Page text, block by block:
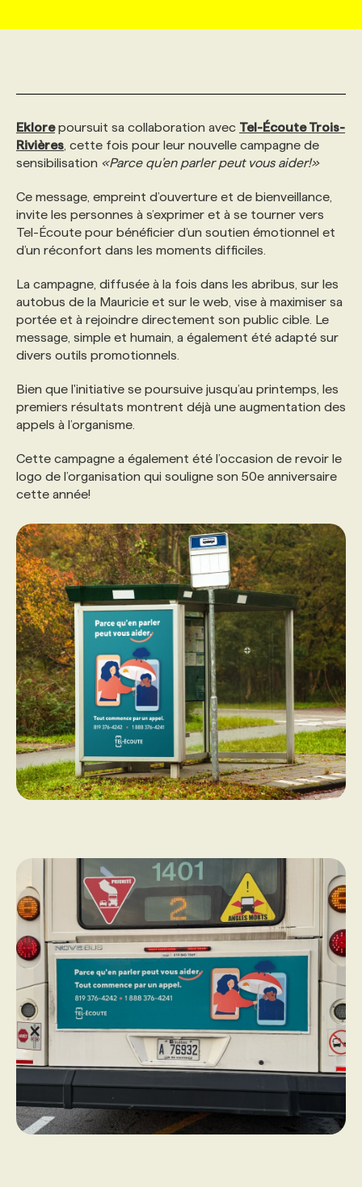
AFFAIRES DE L'INDUSTRIE
INITIATIVES NUMÉRIQUES
PRIX ET DISTINCTIONS
TENDANCES
WEB & MÉDIAS SOCIAUX
MARKETING DURABLE
GEO/SEO
ÉVÉNEMENTIEL
NOS AUTEUR‧RICES
INFOLETTRE PUBLICITÉ
ANNONCEZ AVEC NOUS
CONSULTER LA CVTHÈQUE
PROFIL ENTREPRISE
FAQ
ANNONCEZ AVEC NOUS
VOIR LES OFFRES
PROFIL CANDIDAT
FAQ
ANNONCEZ AVEC NOUS
NOS FORMATIONS EN LIGNE
NOS PARCOURS DE FORMATIONS
FORMATIONS PERSONNALISÉES
NOS FORMATEUR‧RICES
POURQUOI CHOISIR NOS FORMATIONS
NOS TARIFS
PROGRAMMES DE SUBVENTIONS
ANNONCEZ AVEC NOUS
CHASSE DE TÊTE
SERVICE DE CHASSE DE TÊTE
NOS TARIFS
NOS EXPERTISES
FAQ
ANNONCEZ AVEC NOUS
Eklorepoursuit sa collaboration avec Tel-Écoute Trois-
Rivières , cette fois pour leur nouvelle campagne de
sensibilisation «Parce qu’en parler peut vous aider!»
Ce message, empreint d’ouverture et de bienveillance,
invite les personnes à s’exprimer et à se tourner vers
Tel-Écoute pour bénéficier d’un soutien émotionnel et
d’un réconfort dans les moments difficiles.
La campagne, diffusée à la fois dans les abribus, sur les
autobus de la Mauricie et sur le web, vise à maximiser sa
portée et à rejoindre directement son public cible. Le
message, simple et humain, a également été adapté sur
divers outils promotionnels.
Bien que l'initiative se poursuive jusqu’au printemps, les
premiers résultats montrent déjà une augmentation des
appels à l’organisme.
Cette campagne a également été l’occasion de revoir le
logo de l’organisation qui souligne son 50e anniversaire
cette année!